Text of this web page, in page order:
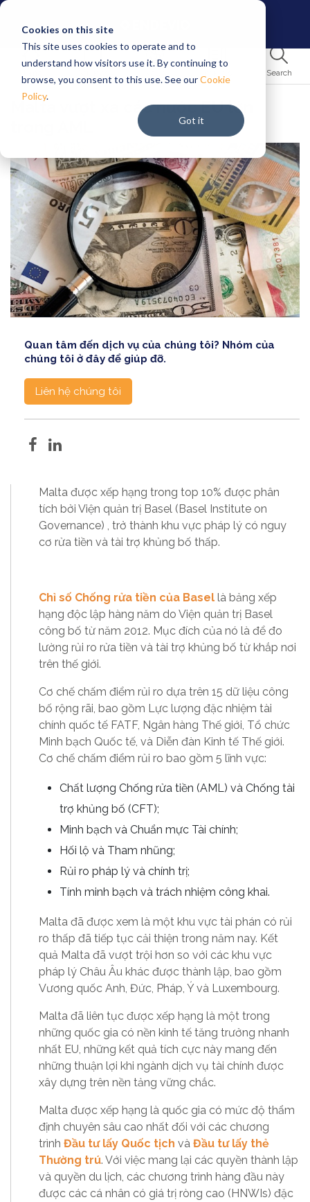
Cookies on this site
This site uses cookies to operate and to
understand how visitors use it. By continuing to
browse, you consent to this use. See ourCookie
Policy.
Got it
Search
Malta vượt xa các nước EU lớn
Quan tâm đến dịch vụ của chúng tôi? Nhóm của
chúng tôi ở đây để giúp đỡ.
Liên hệ chúng tôi
Malta được xếp hạng trong top 10% được phân
tích bởi Viện quản trị Basel (Basel Institute on
Governance) , trở thành khu vực pháp lý có nguy
cơ rửa tiền và tài trợ khủng bố thấp.
Chỉ số Chống rửa tiền của Basel là bảng xếp
hạng độc lập hàng năm do Viện quản trị Basel
công bố từ năm 2012. Mục đích của nó là để đo
lường rủi ro rửa tiền và tài trợ khủng bố từ khắp nơi
trên thế giới.
Cơ chế chấm điểm rủi ro dựa trên 15 dữ liệu công
bố rộng rãi, bao gồm Lực lượng đặc nhiệm tài
chính quốc tế FATF, Ngân hàng Thế giới, Tổ chức
Minh bạch Quốc tế, và Diễn đàn Kinh tế Thế giới.
Cơ chế chấm điểm rủi ro bao gồm 5 lĩnh vực:
Chất lượng Chống rửa tiền (AML) và Chống tài
trợ khủng bố (CFT);
Minh bạch và Chuẩn mực Tài chính;
Hối lộ và Tham nhũng;
Rủi ro pháp lý và chính trị;
Tính minh bạch và trách nhiệm công khai.
Malta đã được xem là một khu vực tài phán có rủi
ro thấp đã tiếp tục cải thiện trong năm nay. Kết
quả Malta đã vượt trội hơn so với các khu vực
pháp lý Châu Âu khác được thành lập, bao gồm
Vương quốc Anh, Đức, Pháp, Ý và Luxembourg.
Malta đã liên tục được xếp hạng là một trong
những quốc gia có nền kinh tế tăng trưởng nhanh
nhất EU, những kết quả tích cực này mang đến
những thuận lợi khi ngành dịch vụ tài chính được
xây dựng trên nền tảng vững chắc.
Malta được xếp hạng là quốc gia có mức độ thẩm
định chuyên sâu cao nhất đối với các chương
trình Đầu tư lấy Quốc tịch và Đầu tư lấy thẻ
Thường trú. Với việc mang lại các quyền thành lập
và quyền du lịch, các chương trình hàng đầu này
được các cá nhân có giá trị ròng cao (HNWIs) đặc